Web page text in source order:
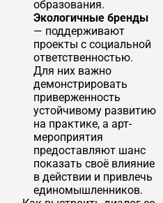
образования.
Экологичные бренды
— поддерживают
проекты с социальной
ответственностью.
Для них важно
демонстрировать
приверженность
устойчивому развитию
на практике, а арт-
мероприятия
предоставляют шанс
показать своё влияние
в действии и привлечь
единомышленников.